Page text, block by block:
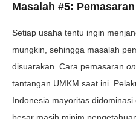
Masalah #5:
Setiap usaha tentu ingin
mungkin, sehingga masalah
disuarakan. Cara pemasaran
tantangan UMKM saat ini.
Indonesia mayoritas